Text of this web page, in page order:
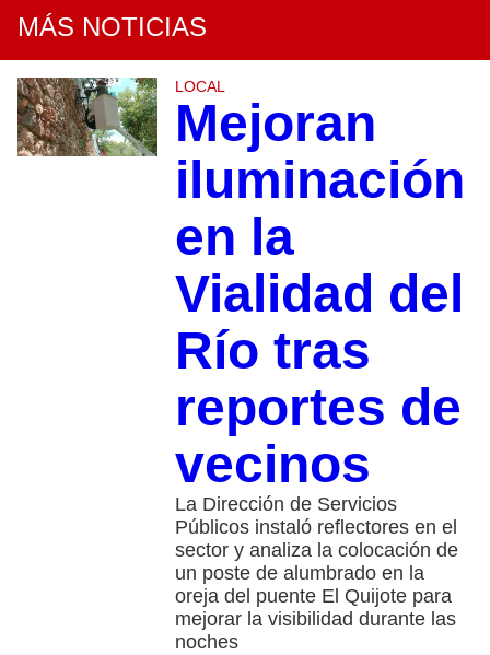
MÁS NOTICIAS
LOCAL
Mejoran
iluminación
en la
Vialidad del
Río tras
reportes de
vecinos
La Dirección de Servicios
Públicos instaló reflectores en el
sector y analiza la colocación de
un poste de alumbrado en la
oreja del puente El Quijote para
mejorar la visibilidad durante las
noches